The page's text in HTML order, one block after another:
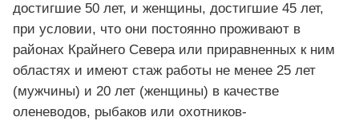
достигшие 50 лет, и женщины, достигшие 45 лет,
при условии, что они постоянно проживают в
районах Крайнего Севера или приравненных к ним
областях и имеют стаж работы не менее 25 лет
(мужчины) и 20 лет (женщины) в качестве
оленеводов, рыбаков или охотников-